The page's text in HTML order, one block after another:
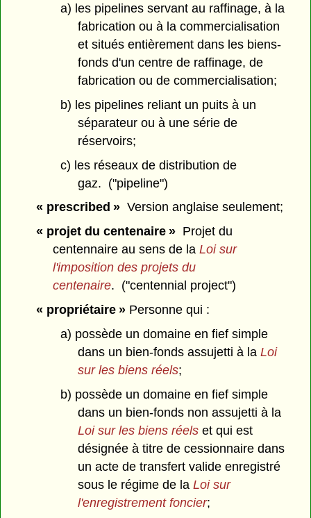
a) les pipelines servant au raffinage, à la
fabrication ou à la commercialisation
et situés entièrement dans les biens-
fonds d'un centre de raffinage, de
fabrication ou de commercialisation;
b) les pipelines reliant un puits à un
séparateur ou à une série de
réservoirs;
c) les réseaux de distribution de
gaz. ("pipeline")
« prescribed »Version anglaise seulement;
« projet du centenaire »Projet du
centennaire au sens de laLoi sur
l'imposition des projets du
centenaire. ("centennial project")
« propriétaire »Personne qui :
a) possède un domaine en fief simple
dans un bien-fonds assujetti à la Loi
sur les biens réels;
b) possède un domaine en fief simple
dans un bien-fonds non assujetti à la
Loi sur les biens réelset qui est
désignée à titre de cessionnaire dans
un acte de transfert valide enregistré
sous le régime de la Loi sur
l'enregistrement foncier;